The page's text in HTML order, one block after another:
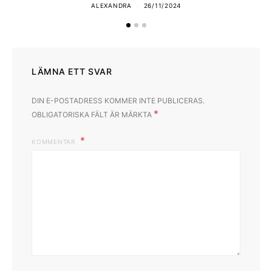
ALEXANDRA 26/11/2024
LÄMNA ETT SVAR
DIN E-POSTADRESS KOMMER INTE PUBLICERAS.
OBLIGATORISKA FÄLT ÄR MÄRKTA *
KOMMENTAR